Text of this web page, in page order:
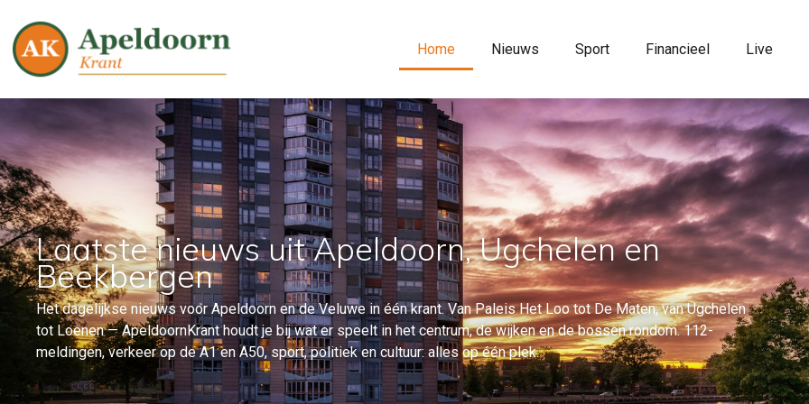
Home Nieuws Sport Financieel Live
Laatste nieuws uit Apeldoorn, Ugchelen en
Beekbergen
Het dagelijkse nieuws voor Apeldoorn en de Veluwe in één krant. Van Paleis Het Loo tot De Maten, van Ugchelen
tot Loenen — ApeldoornKrant houdt je bij wat er speelt in het centrum, de wijken en de bossen rondom. 112-
meldingen, verkeer op de A1 en A50, sport, politiek en cultuur: alles op één plek.